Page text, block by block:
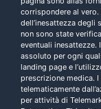
corrispondere al
dell’inesattezza degli
non sono state
eventuali inesattezze.
assoluto per ogni
landing page e
prescrizione medica.
telematicamente
per attività di